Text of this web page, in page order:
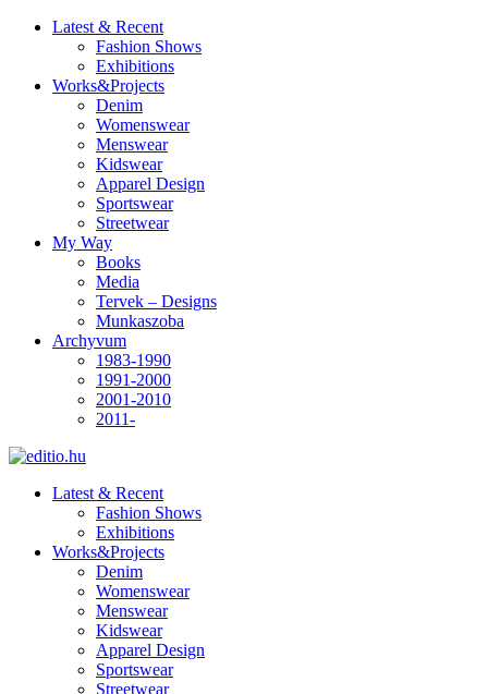
Latest & Recent
Fashion Shows
Exhibitions
Works&Projects
Denim
Womenswear
Menswear
Kidswear
Apparel Design
Sportswear
Streetwear
My Way
Books
Media
Tervek – Designs
Munkaszoba
Archyvum
1983-1990
1991-2000
2001-2010
2011-
Latest & Recent
Fashion Shows
Exhibitions
Works&Projects
Denim
Womenswear
Menswear
Kidswear
Apparel Design
Sportswear
Streetwear